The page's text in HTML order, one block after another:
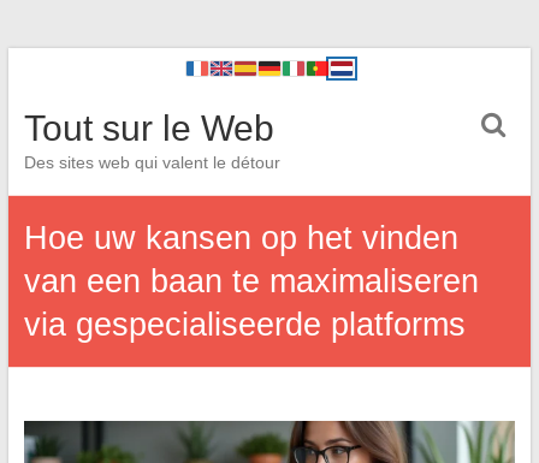
Tout sur le Web
Des sites web qui valent le détour
Hoe uw kansen op het vinden
van een baan te maximaliseren
via gespecialiseerde platforms